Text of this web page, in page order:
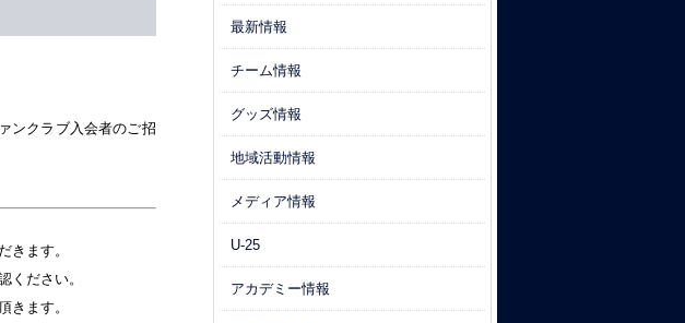
ンクラブ入会者のご招
きます。
ください。
きます。
最新情報
チーム情報
グッズ情報
地域活動情報
メディア情報
U-25
アカデミー情報